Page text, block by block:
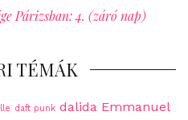
Párizsban: 4. (záró nap)
TÉMÁK
daft punk dalida Emmanuel